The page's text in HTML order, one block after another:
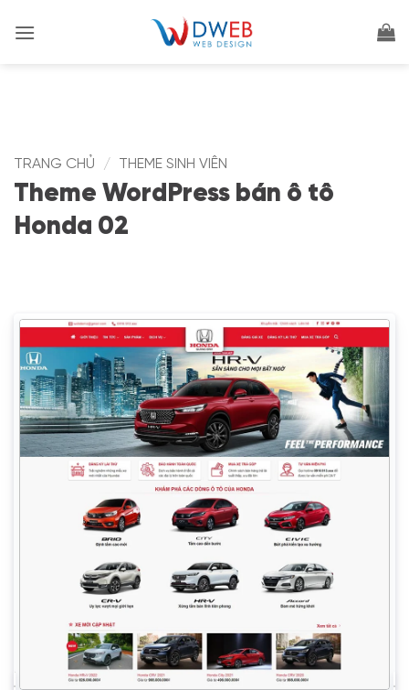
qua
TRANG CHỦ / THEME SINH VIÊN
Theme WordPress bán ô tô
Honda 02